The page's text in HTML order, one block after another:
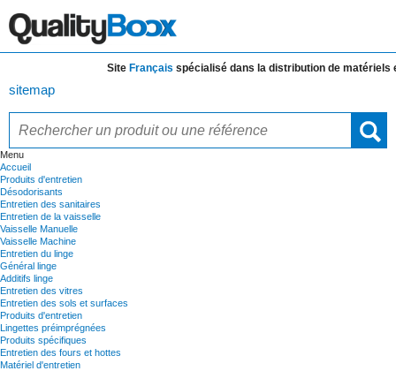
SiteFrançaisspécialisé dans la distribution dematériels et
sitemap
Menu
Accueil
Produits d'entretien
Désodorisants
Entretien des sanitaires
Entretien de la vaisselle
Vaisselle Manuelle
Vaisselle Machine
Entretien du linge
Général linge
Additifs linge
Entretien des vitres
Entretien des sols et surfaces
Produits d'entretien
Lingettes préimprégnées
Produits spécifiques
Entretien des fours et hottes
Matériel d'entretien